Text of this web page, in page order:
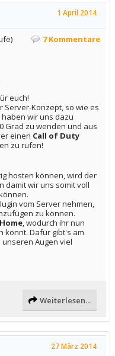
1 April 2014
7 Kommentare
euch!
Server-Konzept, so wie es
wir uns dazu
Grad zu wenden und aus
einen Call of Duty
zu rufen!
hosten können, wird der
damit wir uns somit voll
vom Server nehmen,
zu können.
, wodurch ihr nun
könnt. Dafür gibt's am
Augen viel
Weiterlesen...
27 März 2014